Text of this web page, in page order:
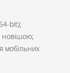
bit);
новішою;
мобільних